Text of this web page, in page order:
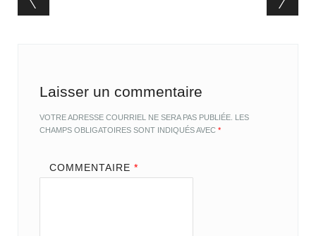
Post navigation
Laisser un commentaire
VOTRE ADRESSE COURRIEL NE SERA PAS PUBLIÉE. LES
CHAMPS OBLIGATOIRES SONT INDIQUÉS AVEC*
COMMENTAIRE *